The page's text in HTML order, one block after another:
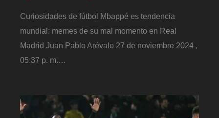
Curiosidades de fútbol Mbappé es tendencia
mundial: memes de su mal momento en Real
Madrid Juan Pablo Arévalo 27 de noviembre 2024 ,
05:37 p. m.…